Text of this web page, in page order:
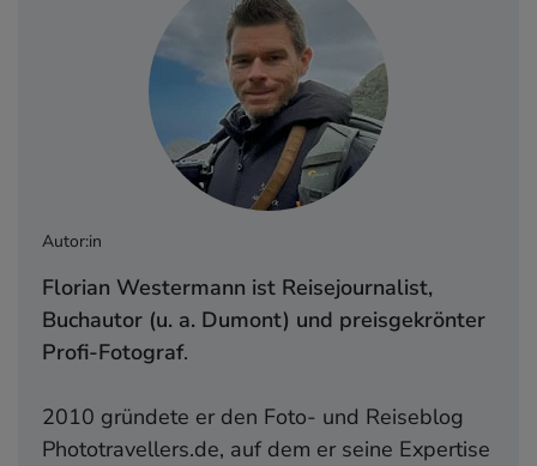
Autor:in
Florian Westermann ist Reisejournalist,
Buchautor (u. a. Dumont) und preisgekrönter
Profi-Fotograf.
2010 gründete er den Foto- und Reiseblog
Phototravellers.de, auf dem er seine Expertise